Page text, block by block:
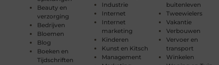
Beauty en
verzorging
Bedrijven
Bloemen
Blog
Boeken en
Tijdschriften
Industrie
Internet
Internet
marketing
Kinderen
Kunst en Kitsch
Management
buitenleven
Tweewielers
Vakantie
Verbouwen
Vervoer en
transport
Winkelen